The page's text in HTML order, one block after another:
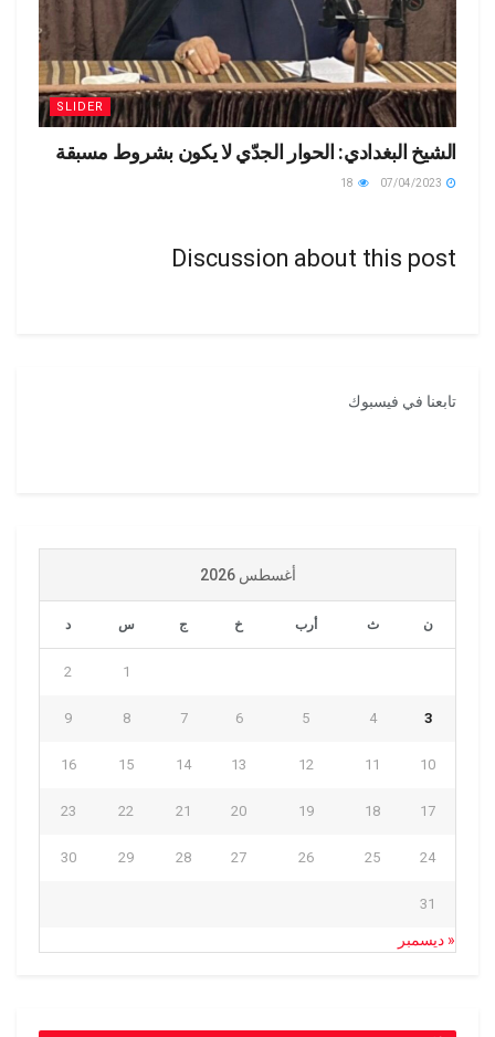
SLIDER
الشيخ البغدادي: الحوار الجدّي لا يكون بشروط مسبقة
Discussion about this post
تابعنا في فيسبوك
أغسطس 2026
ن ث أرب خ ج س د
1
2
3
4
5
6
7
8
9
10
11
12
13
14
15
16
17
18
19
20
21
22
23
24
25
26
27
28
29
30
31
« ديسمبر